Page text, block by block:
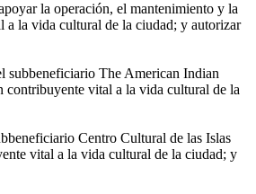
la operación, el mantenimiento y la
a la vida cultural de la ciudad; y autorizar
subbeneficiario The American Indian
contribuyente vital a la vida cultural de la
Centro Cultural de las Islas
vital a la vida cultural de la ciudad; y